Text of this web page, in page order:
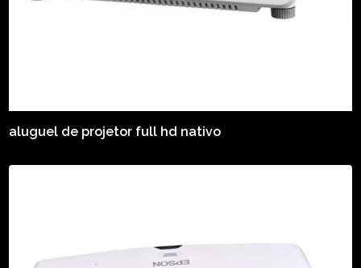
aluguel de projetor full hd nativo